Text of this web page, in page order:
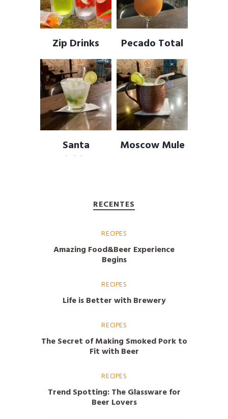
Zip Drinks
Instantâneos
(diversos
sabores)
Pecado Total
Santa
Caipirinha
Moscow Mule
RECENTES
RECIPES
Amazing Food&Beer Experience
Begins
RECIPES
Life is Better with Brewery
RECIPES
The Secret of Making Smoked Pork to
Fit with Beer
RECIPES
Trend Spotting: The Glassware for
Beer Lovers